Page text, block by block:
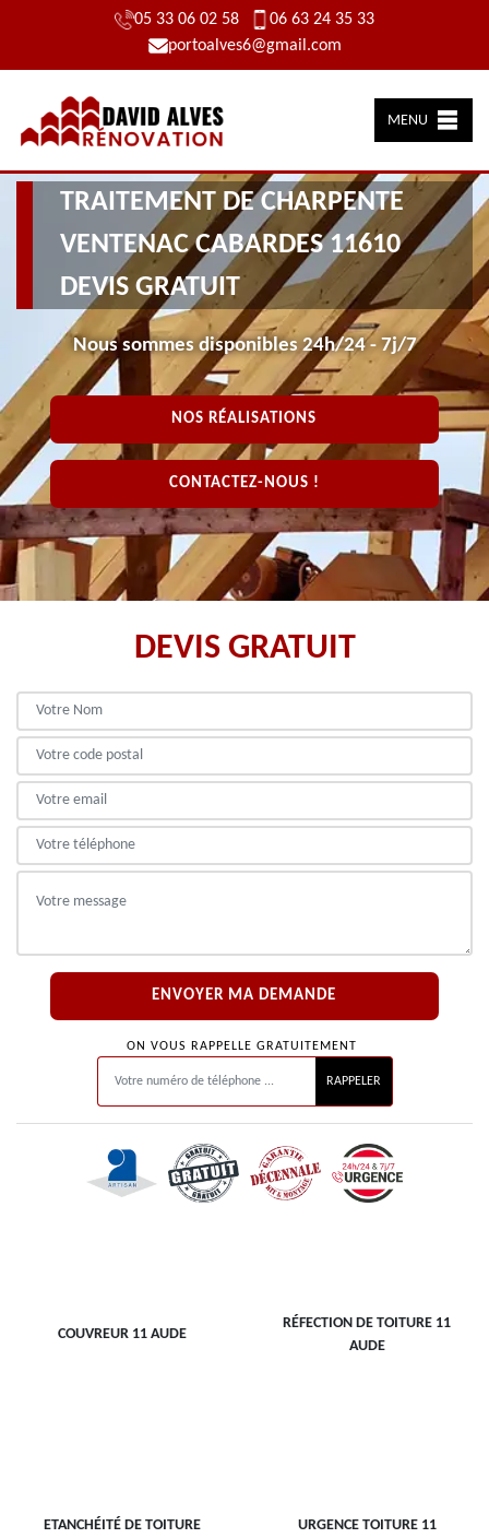
05 33 06 02 58
06 63 24 35 33
portoalves6@gmail.com
MENU
TRAITEMENT DE CHARPENTE
VENTENAC CABARDES 11610
DEVIS GRATUIT
Nous sommes disponibles 24h/24 - 7j/7
NOS RÉALISATIONS
CONTACTEZ-NOUS !
DEVIS GRATUIT
ON VOUS RAPPELLE GRATUITEMENT
COUVREUR 11 AUDE
RÉFECTION DE TOITURE 11
AUDE
ETANCHÉITÉ DE TOITURE
URGENCE TOITURE 11